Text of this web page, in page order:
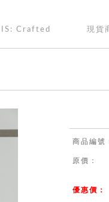
Crafted 現貨
商品編號
原價：
優惠價：